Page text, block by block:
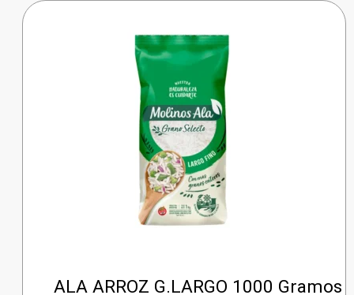
ALA ARROZ G.LARGO 1000 Gramos